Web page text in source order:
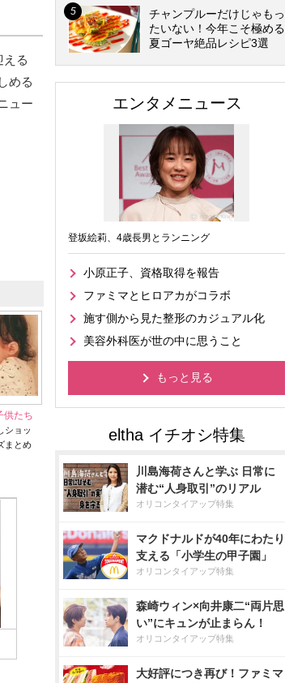
る
める
ュー
供たち
ショッ
まとめ
チャンプルーだけじゃもっ
たいない！今年こそ極める
夏ゴーヤ絶品レシピ3選
エンタメニュース
登坂絵莉、4歳長男とランニング
小原正子、資格取得を報告
ファミマとヒロアカがコラボ
施す側から見た整形のカジュアル化
美容外科医が世の中に思うこと
もっと見る
川島海荷さんと学ぶ 日常に
潜む“人身取引”のリアル
オリコンタイアップ特集
マクドナルドが40年にわたり
支える「小学生の甲子園」
オリコンタイアップ特集
森崎ウィン×向井康二“両片思
い”にキュンが止まらん！
オリコンタイアップ特集
大好評につき再び！ファミマ